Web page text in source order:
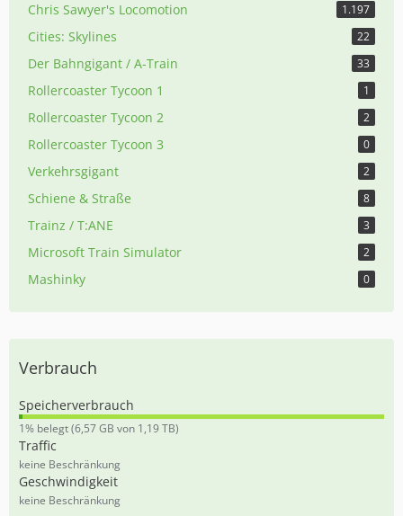
Chris Sawyer's Locomotion 1.197
Cities: Skylines 22
Der Bahngigant / A-Train 33
Rollercoaster Tycoon 1 1
Rollercoaster Tycoon 2 2
Rollercoaster Tycoon 3 0
Verkehrsgigant 2
Schiene & Straße 8
Trainz / T:ANE 3
Microsoft Train Simulator 2
Mashinky 0
Verbrauch
Speicherverbrauch
0
,
5
5
%
1% belegt (6,57 GB von 1,19 TB)
Traffic
keine Beschränkung
Geschwindigkeit
keine Beschränkung